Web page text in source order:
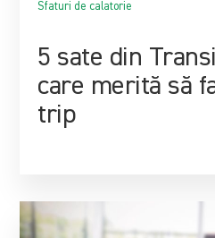
Sfaturi de calatorie
5 sate din
care merită să
trip